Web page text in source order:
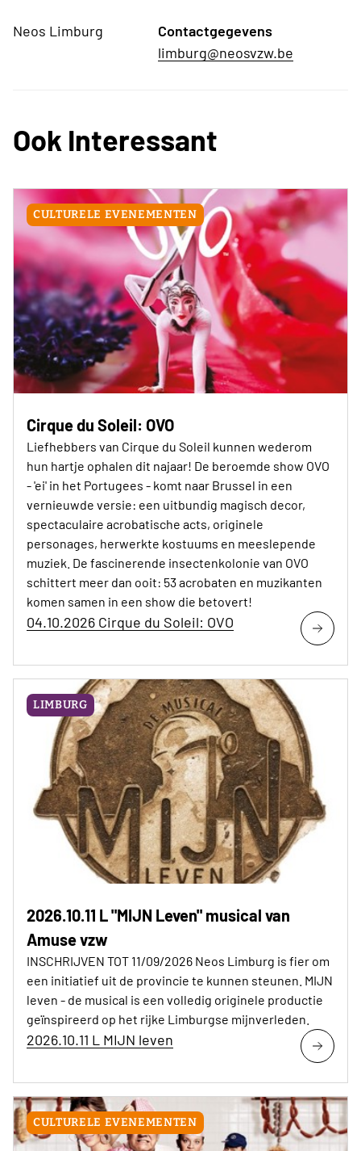
Neos Limburg
Contactgegevens
limburg@neosvzw.be
Ook Interessant
CULTURELE EVENEMENTEN
Cirque du Soleil: OVO
Liefhebbers van Cirque du Soleil kunnen wederom
hun hartje ophalen dit najaar! De beroemde show OVO
- 'ei' in het Portugees - komt naar Brussel in een
vernieuwde versie: een uitbundig magisch decor,
spectaculaire acrobatische acts, originele
personages, herwerkte kostuums en meeslepende
muziek. De fascinerende insectenkolonie van OVO
schittert meer dan ooit: 53 acrobaten en muzikanten
komen samen in een show die betovert!
04.10.2026 Cirque du Soleil: OVO
LIMBURG
2026.10.11 L "MIJN Leven" musical van
Amuse vzw
INSCHRIJVEN TOT 11/09/2026 Neos Limburg is fier om
een initiatief uit de provincie te kunnen steunen. MIJN
leven - de musical is een volledig originele productie
geïnspireerd op het rijke Limburgse mijnverleden.
2026.10.11 L MIJN leven
CULTURELE EVENEMENTEN